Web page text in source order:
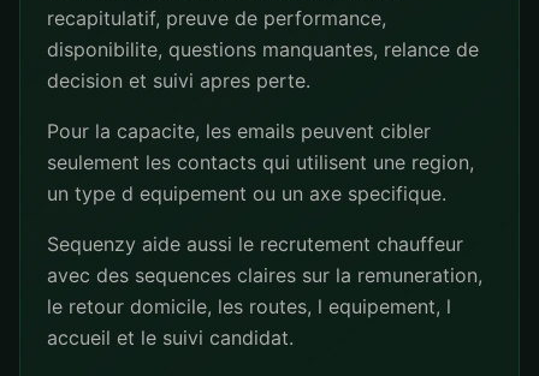
recapitulatif, preuve de performance,
disponibilite, questions manquantes, relance de
decision et suivi apres perte.
Pour la capacite, les emails peuvent cibler
seulement les contacts qui utilisent une region,
un type d equipement ou un axe specifique.
Sequenzy aide aussi le recrutement chauffeur
avec des sequences claires sur la remuneration,
le retour domicile, les routes, l equipement, l
accueil et le suivi candidat.